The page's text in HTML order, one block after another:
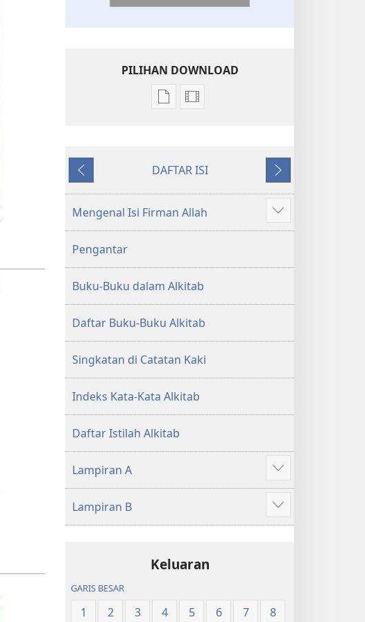
PILIHAN DOWNLOAD
Pilihan
Suci
Dunia
Baru
Pilihan
Suci
Dunia
Baru
Sebelumnya
DAFTAR ISI
Berikutnya
Mengenal Isi Firman Allah
Tampilkan
lebih
Pengantar
Buku-Buku dalam Alkitab
Daftar Buku-Buku Alkitab
Singkatan di Catatan Kaki
Indeks Kata-Kata Alkitab
Daftar Istilah Alkitab
Lampiran A
Tampilkan
lebih
banyak
Lampiran B
Tampilkan
lebih
Keluaran
GARIS BESAR
1 2 3 4 5 6 7
8